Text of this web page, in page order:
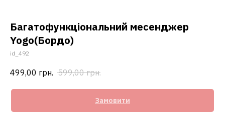
Багатофункціональний месенджер
Yogo(Бордо)
id_492
499,00 грн. 599,00 грн.
Замовити